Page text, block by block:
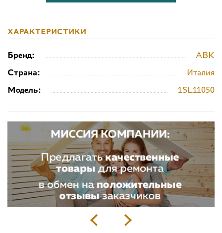
ХАРАКТЕРИСТИКИ
Бренд:
ABK
Страна:
Италия
Модель:
1SL11050